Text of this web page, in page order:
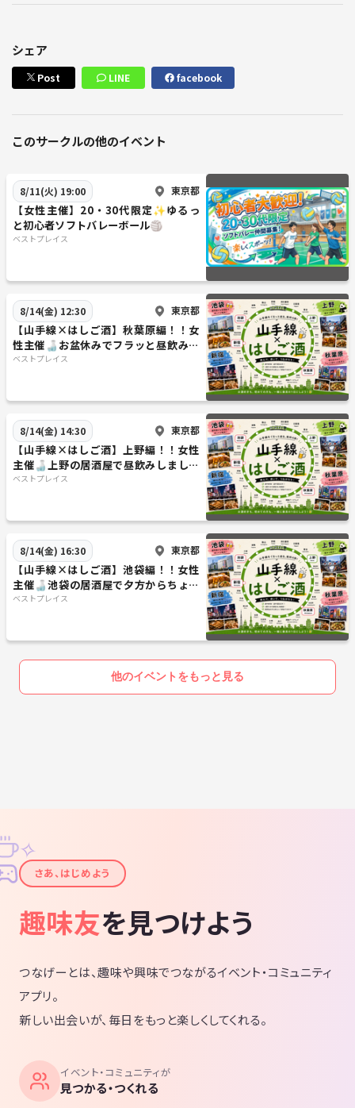
シェア
Post LINE facebook
このサークルの他のイベント
8/11(火) 19:00 東京都
【女性主催】20・30代限定✨ゆるっ
と初心者ソフトバレーボール🏐
ベストプレイス
8/14(金) 12:30 東京都
【山手線×はしご酒】秋葉原編！！女
性主催🍶お盆休みでフラッと昼飲みし
ましょ🍻
ベストプレイス
8/14(金) 14:30 東京都
【山手線×はしご酒】上野編！！女性
主催🍶上野の居酒屋で昼飲みしましょ
🍻
ベストプレイス
8/14(金) 16:30 東京都
【山手線×はしご酒】池袋編！！女性
主催🍶池袋の居酒屋で夕方からちょい
飲みしましょ🍻
ベストプレイス
他のイベントをもっと見る
✦
✧
さあ、はじめよう
趣味友を見つけよう
つなげーとは、趣味や興味でつながるイベント・コミュニティ
アプリ。
新しい出会いが、毎日をもっと楽しくしてくれる。
イベント・コミュニティが
見つかる・つくれる